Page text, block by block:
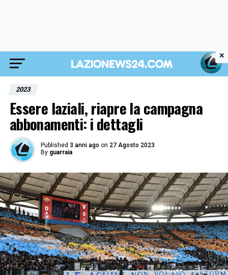
2023
Essere laziali, riapre la campagna
abbonamenti: i dettagli
Published 3 anni ago on 27 Agosto 2023
By guarraia
×